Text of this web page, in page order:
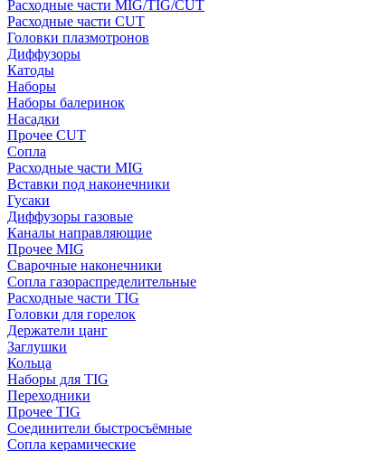
Расходные части MIG/TIG/CUT
Расходные части CUT
Головки плазмотронов
Диффузоры
Катоды
Наборы
Наборы балеринок
Насадки
Прочее CUT
Сопла
Расходные части MIG
Вставки под наконечники
Гусаки
Диффузоры газовые
Каналы направляющие
Прочее MIG
Сварочные наконечники
Сопла газораспределительные
Расходные части TIG
Головки для горелок
Держатели цанг
Заглушки
Кольца
Наборы для TIG
Переходники
Прочее TIG
Соединители быстросъёмные
Сопла керамические